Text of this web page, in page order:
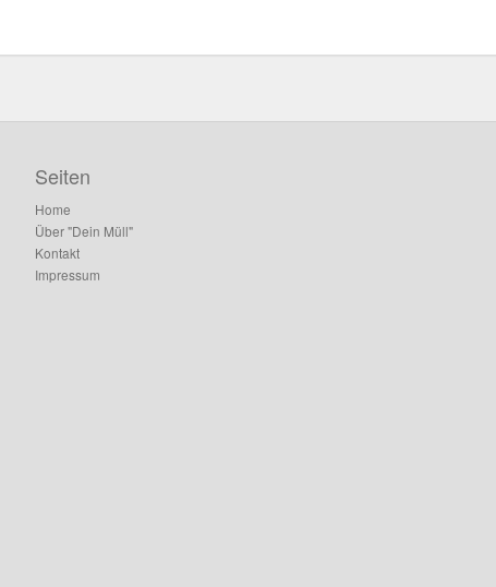
Seiten
Home
Über "Dein Müll"
Kontakt
Impressum